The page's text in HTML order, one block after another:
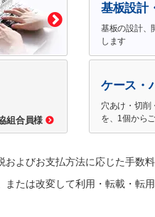
組合員様
基板設計
基板の設計、
します
ケース・
穴あけ・切削
を、1個から
よびお支払方法に応じた手数料
たは改変して利用・転載・転用